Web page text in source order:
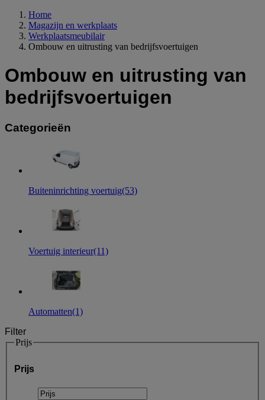
Home
Magazijn en werkplaats
Werkplaatsmeubilair
Ombouw en uitrusting van bedrijfsvoertuigen
Ombouw en uitrusting van
bedrijfsvoertuigen
Categorieën
Buiteninrichting voertuig(53)
Voertuig interieur(11)
Automatten(1)
Filter
Prijs
Prijs